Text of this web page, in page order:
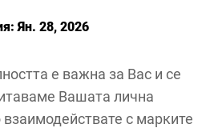
Ян. 28, 2026
е важна за Вас и се
Вашата лична
с марките